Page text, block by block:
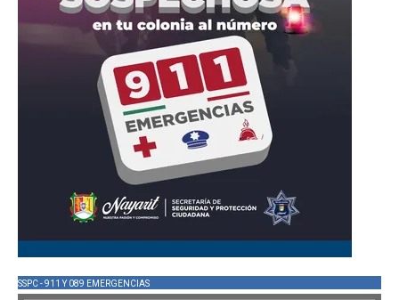
SSPC - 911 Y 089 EMERGENCIAS